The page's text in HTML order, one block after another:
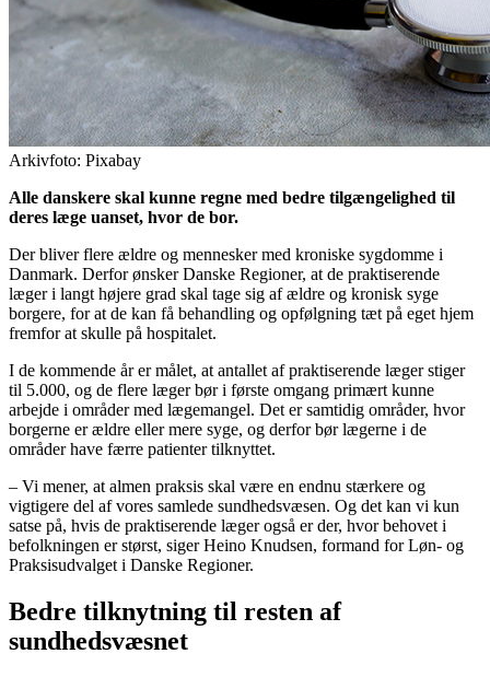
Arkivfoto: Pixabay
Alle danskere skal kunne regne med bedre tilgængelighed til
deres læge uanset, hvor de bor.
Der bliver flere ældre og mennesker med kroniske sygdomme i
Danmark. Derfor ønsker Danske Regioner, at de praktiserende
læger i langt højere grad skal tage sig af ældre og kronisk syge
borgere, for at de kan få behandling og opfølgning tæt på eget hjem
fremfor at skulle på hospitalet.
I de kommende år er målet, at antallet af praktiserende læger stiger
til 5.000, og de flere læger bør i første omgang primært kunne
arbejde i områder med lægemangel. Det er samtidig områder, hvor
borgerne er ældre eller mere syge, og derfor bør lægerne i de
områder have færre patienter tilknyttet.
– Vi mener, at almen praksis skal være en endnu stærkere og
vigtigere del af vores samlede sundhedsvæsen. Og det kan vi kun
satse på, hvis de praktiserende læger også er der, hvor behovet i
befolkningen er størst, siger Heino Knudsen, formand for Løn- og
Praksisudvalget i Danske Regioner.
Bedre tilknytning til resten af
sundhedsvæsnet